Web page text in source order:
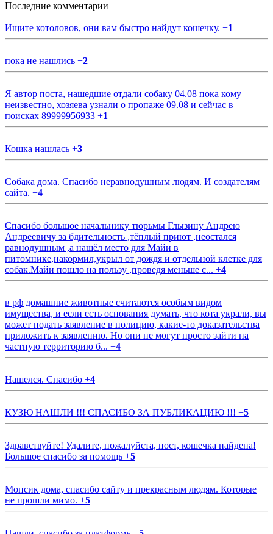
Последние комментарии
Ищите котоловов, они вам быстро найдут кошечку. +1
пока не нашлись +2
Я автор поста, нашедшие отдали собаку 04.08 пока кому
неизвестно, хозяева узнали о пропаже 09.08 и сейчас в
поисках 89999956933 +1
Кошка нашлась +3
Собака дома. Спасибо неравнодушным людям. И создателям
сайта. +4
Спасибо большое начальнику тюрьмы Глызину Андрею
Андреевичу за бдительность ,тёплый приют ,неостался
равнодушным ,а нашёл место для Майи в
питомнике,накормил,укрыл от дождя и отдельной клетке для
собак.Майи пошло на пользу ,проведя меньше с... +4
в рф домашние животные считаются особым видом
имущества, и если есть основания думать, что кота украли, вы
может подать заявление в полицию, какие-то доказательства
приложить к заявлению. Но они не могут просто зайти на
частную территорию б... +4
Нашелся. Спасибо +4
КУЗЮ НАШЛИ !!! СПАСИБО ЗА ПУБЛИКАЦИЮ !!! +5
Здравствуйте! Удалите, пожалуйста, пост, кошечка найдена!
Большое спасибо за помощь +5
Мопсик дома, спасибо сайту и прекрасным людям. Которые
не прошли мимо. +5